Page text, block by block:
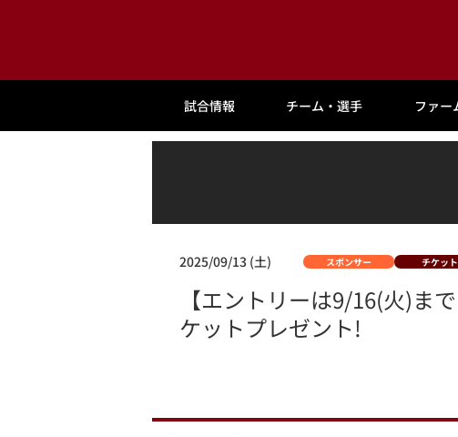
試合情報 チーム・選手 ファー
2025/09/13 (土) スポンサー チケット
【エントリーは9/16(火)ま
ケットプレゼント!